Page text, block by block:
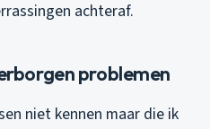
achteraf.
problemen
niet kennen maar die ik